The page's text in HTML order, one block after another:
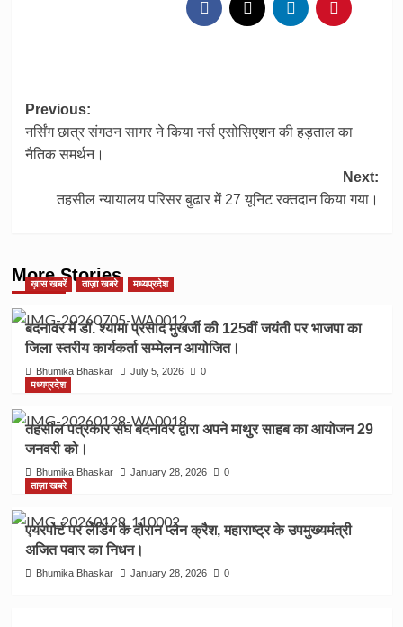
Post
navigation
Previous:
नर्सिंग छात्र संगठन सागर ने किया नर्स एसोसिएशन की हड़ताल का
नैतिक समर्थन।
Next:
तहसील न्यायालय परिसर बुढार में 27 यूनिट रक्तदान किया गया।
More Stories
ख़ास खबरें ताज़ा खबरे मध्यप्रदेश
बदनावर में डॉ. श्यामा प्रसाद मुखर्जी की 125वीं जयंती पर भाजपा का
जिला स्तरीय कार्यकर्ता सम्मेलन आयोजित।
Bhumika Bhaskar July 5, 2026
0
मध्यप्रदेश
तहसील पत्रकार संघ बदनावर द्वारा अपने माथुर साहब का आयोजन 29
जनवरी को।
Bhumika Bhaskar January 28, 2026
0
ताज़ा खबरे
एयरपोर्ट पर लेंडिंग के दौरान प्लेन क्रैश, महाराष्ट्र के उपमुख्यमंत्री
अजित पवार का निधन।
Bhumika Bhaskar January 28, 2026 0